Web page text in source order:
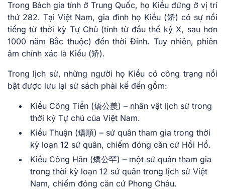
Trong Bách gia tính ở Trung Quốc, họ Kiều đứng ở vị trí
thứ 282. Tại Việt Nam, gia đình họ Kiều (矫) có sự nổi
tiếng từ thời kỳ Tự Chủ (tính từ đầu thế kỷ X, sau hơn
1000 năm Bắc thuộc) đến thời Đinh. Tuy nhiên, phiên
âm chính xác là Kiểu (矫).
Trong lịch sử, những người họ Kiều có công trạng nổi
bật được lưu lại sử sách phải kế đến gồm:
Kiều Công Tiễn (矯公羨) – nhân vật lịch sử trong
thời kỳ Tự chủ của Việt Nam.
Kiều Thuận (矯順) – sứ quân tham gia trong thời
kỳ loạn 12 sứ quân, chiếm đóng căn cứ Hồi Hồ.
Kiều Công Hãn (矯公罕) – một sứ quân tham gia
trong thời kỳ loạn 12 sứ quân trong lịch sử Việt
Nam, chiếm đóng căn cứ Phong Châu.